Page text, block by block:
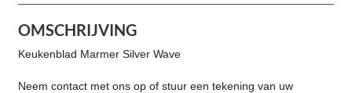
OMSCHRIJVING
Keukenblad Marmer Silver Wave
Neem contact met ons op of stuur een tekening van uw